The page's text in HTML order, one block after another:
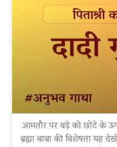
आमतौर पर बड़े को छोटे के
ब्रह्मा बाबा की विशेषता यह